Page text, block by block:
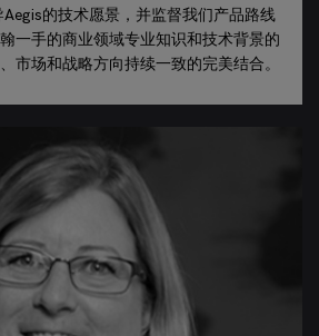
的技术愿景，并监督我们产品路线
一手的商业领域专业知识和技术背景的
市场和战略方向持续一致的完美结合。